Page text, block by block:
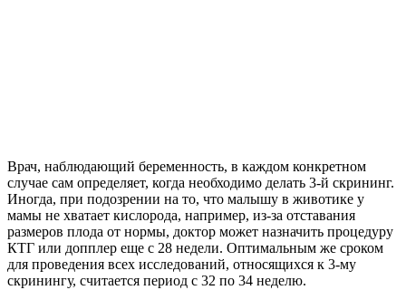
Врач, наблюдающий беременность, в каждом конкретном
случае сам определяет, когда необходимо делать 3-й скрининг.
Иногда, при подозрении на то, что малышу в животике у
мамы не хватает кислорода, например, из-за отставания
размеров плода от нормы, доктор может назначить процедуру
КТГ или допплер еще с 28 недели. Оптимальным же сроком
для проведения всех исследований, относящихся к 3-му
скринингу, считается период с 32 по 34 неделю.